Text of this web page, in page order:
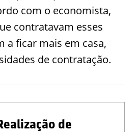
com o economista,
contratavam esses
a ficar mais em casa,
de contratação.
de